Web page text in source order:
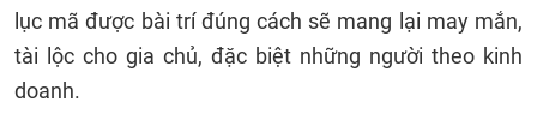
lục mã được bài trí đúng cách sẽ mang lại may mắn,
tài lộc cho gia chủ, đặc biệt những người theo kinh
doanh.